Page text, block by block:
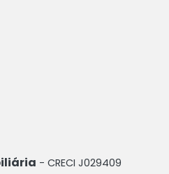
- CRECI J029409